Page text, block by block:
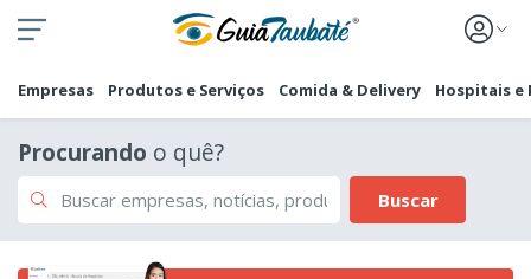
Empresas Produtos e Serviços Comida & Delivery Hospitais e
Procurando o quê?
Buscar